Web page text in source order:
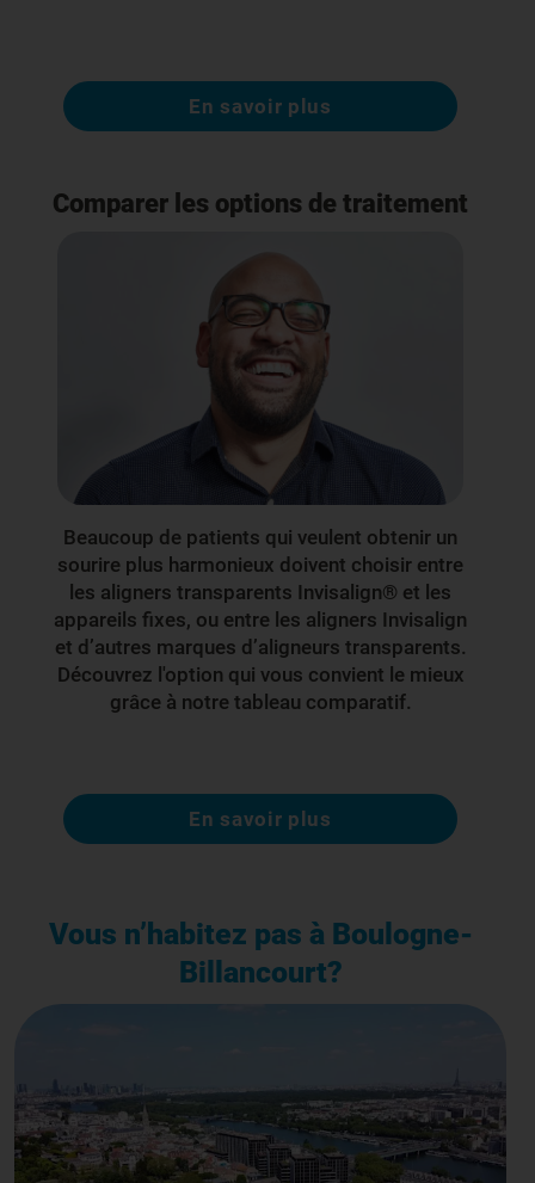
En savoir plus
Comparer les options de traitement
Beaucoup de patients qui veulent obtenir un
sourire plus harmonieux doivent choisir entre
les aligners transparents Invisalign® et les
appareils fixes, ou entre les aligners Invisalign
et d’autres marques d’aligneurs transparents.
Découvrez l'option qui vous convient le mieux
grâce à notre tableau comparatif.
En savoir plus
Vous n’habitez pas à Boulogne-
Billancourt?